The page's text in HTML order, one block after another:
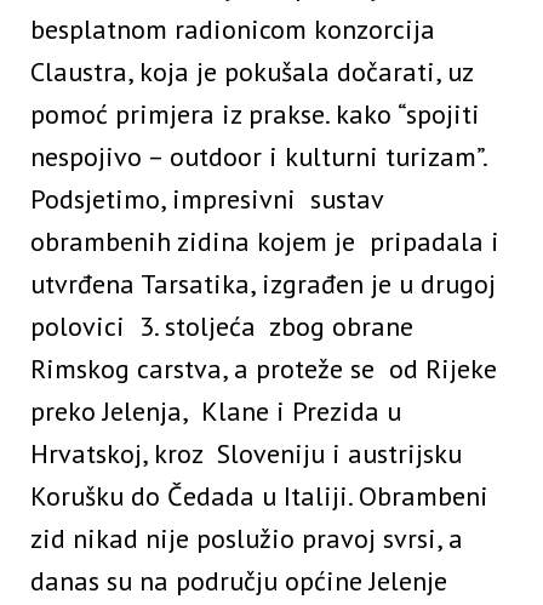
besplatnom radionicom konzorcija
Claustra, koja je pokušala dočarati, uz
pomoć primjera iz prakse. kako “spojiti
nespojivo – outdoor i kulturni turizam”.
Podsjetimo, impresivni sustav
obrambenih zidina kojem je pripadala i
utvrđena Tarsatika, izgrađen je u drugoj
polovici 3. stoljeća zbog obrane
Rimskog carstva, a proteže se od Rijeke
preko Jelenja, Klane i Prezida u
Hrvatskoj, kroz Sloveniju i austrijsku
Korušku do Čedada u Italiji. Obrambeni
zid nikad nije poslužio pravoj svrsi, a
danas su na području općine Jelenje